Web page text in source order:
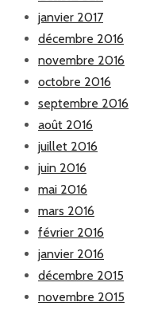
janvier 2017
décembre 2016
novembre 2016
octobre 2016
septembre 2016
août 2016
juillet 2016
juin 2016
mai 2016
mars 2016
février 2016
janvier 2016
décembre 2015
novembre 2015